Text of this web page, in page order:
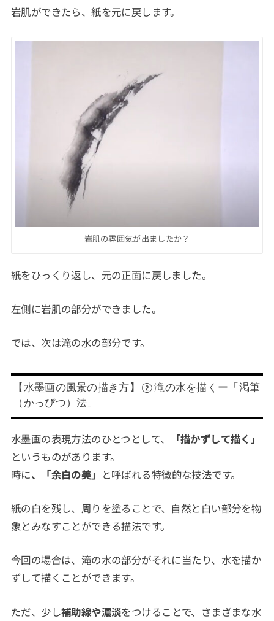
岩肌ができたら、紙を元に戻します。
岩肌の雰囲気が出ましたか？
紙をひっくり返し、元の正面に戻しました。
左側に岩肌の部分ができました。
では、次は滝の水の部分です。
【水墨画の風景の描き方】②滝の水を描くー「渇筆
（かっぴつ）法」
水墨画の表現方法のひとつとして、
「描かずして描く」
というものがあります。
時に、「余白の美」 と呼ばれる特徴的な技法です。
紙の白を残し、周りを塗ることで、自然と白い部分を物
象とみなすことができる描法です。
今回の場合は、滝の水の部分がそれに当たり、水を描か
ずして描くことができます。
ただ、少し補助線や濃淡をつけることで、さまざまな水